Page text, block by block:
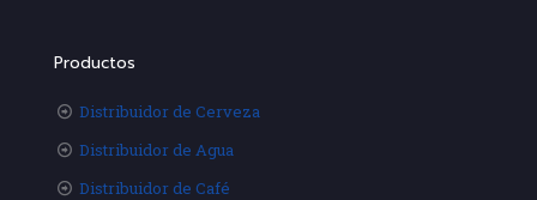
Productos
Distribuidor de Cerveza
Distribuidor de Agua
Distribuidor de Café